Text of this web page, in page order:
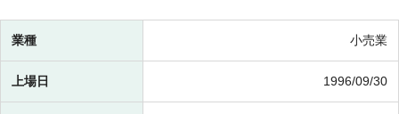
業種 小売業
上場日 1996/09/30